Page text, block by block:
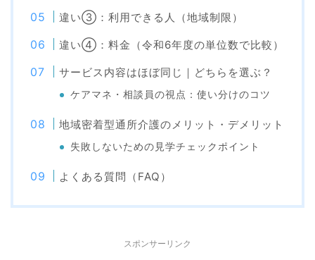
違い③：利用できる人（地域制限）
違い④：料金（令和6年度の単位数で比較）
サービス内容はほぼ同じ｜どちらを選ぶ？
ケアマネ・相談員の視点：使い分けのコツ
地域密着型通所介護のメリット・デメリット
失敗しないための見学チェックポイント
よくある質問（FAQ）
スポンサーリンク